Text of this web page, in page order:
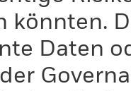
könnten.
Daten